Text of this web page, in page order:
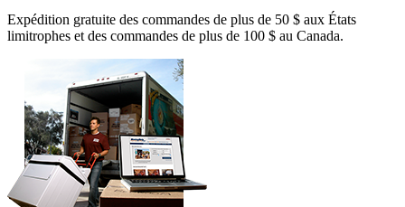
Expédition gratuite des commandes de plus de 50 $ aux États
limitrophes et des commandes de plus de 100 $ au Canada.